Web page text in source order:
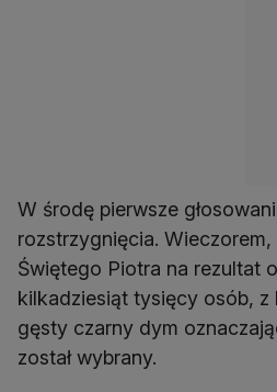
W środę pierwsze
rozstrzygnięcia.
Świętego Piotra na rezultat
kilkadziesiąt tysięcy osób, z
gęsty czarny dym
został wybrany.